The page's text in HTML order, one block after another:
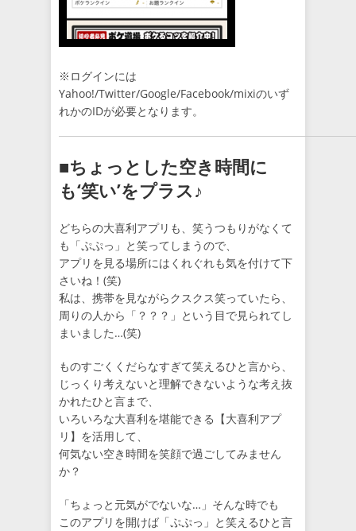
※ログインには
Yahoo!/Twitter/Google/Facebook/mixiのいず
れかのIDが必要となります。
■ちょっとした空き時間に
も‘笑い’をプラス♪
どちらの大喜利アプリも、笑うつもりがなくて
も「ぷぷっ」と笑ってしまうので、
アプリを見る場所にはくれぐれも気を付けて下
さいね！(笑)
私は、携帯を見ながらクスクス笑っていたら、
周りの人から「？？？」という目で見られてし
まいました…(笑)
ものすごくくだらなすぎて笑えるひと言から、
じっくり考えないと理解できないような考え抜
かれたひと言まで、
いろいろな大喜利を堪能できる【大喜利アプ
リ】を活用して、
何気ない空き時間を笑顔で過ごしてみません
か？
「ちょっと元気がでないな…」そんな時でも
このアプリを開けば「ぷぷっ」と笑えるひと言